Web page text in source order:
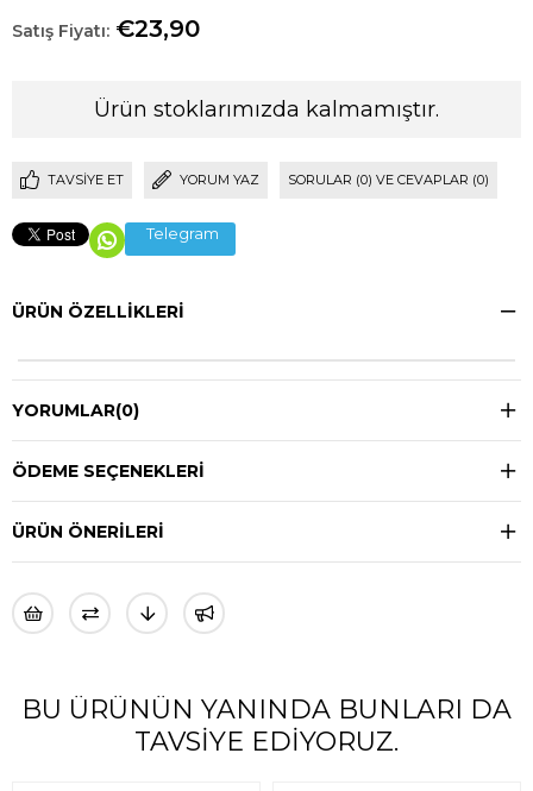
€23,90
Ürün stoklarımızda kalmamıştır.
TAVSIYE ET YORUM YAZ SORULAR (0) VE CEVAPLAR (0)
Telegram
ÜRÜN ÖZELLIKLERI
YORUMLAR(0)
ÖDEME SEÇENEKLERI
ÜRÜN ÖNERILERI
BU ÜRÜNÜN YANINDA BUNLARI DA
TAVSIYE EDIYORUZ.